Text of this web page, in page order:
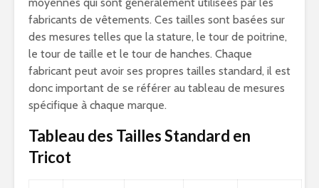
fabricants de vêtements. Ces tailles sont basées sur
des mesures telles que la stature, le tour de poitrine,
le tour de taille et le tour de hanches. Chaque
fabricant peut avoir ses propres tailles standard, il est
donc important de se référer au tableau de mesures
spécifique à chaque marque.
Tableau des Tailles Standard en
Tricot